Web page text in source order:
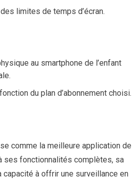
limites de temps d’écran.
au smartphone de l’enfant
du plan d’abonnement choisi.
comme la meilleure application de
ses fonctionnalités complètes, sa
capacité à offrir une surveillance en